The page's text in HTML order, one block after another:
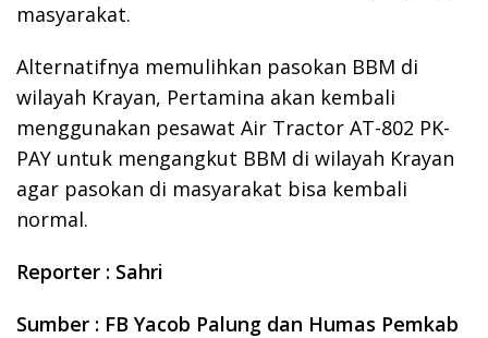
masyarakat.
Alternatifnya memulihkan pasokan BBM di
wilayah Krayan, Pertamina akan kembali
menggunakan pesawat Air Tractor AT-802 PK-
PAY untuk mengangkut BBM di wilayah Krayan
agar pasokan di masyarakat bisa kembali
normal.
Reporter : Sahri
Sumber : FB Yacob Palung dan Humas Pemkab